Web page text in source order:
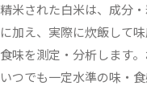
精米された白米は、成分
に加え、実際に炊飯して
食味を測定・分析します
いつでも一定水準の味・